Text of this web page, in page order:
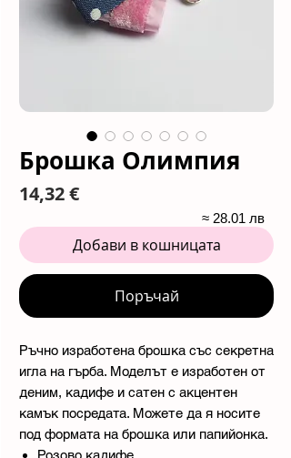
Брошка Олимпия
14,32 €Цена
Добави в кошницата
Поръчай
Ръчно изработена брошка със секретна
игла на гърба. Моделът е изработен от
деним, кадифе и сатен с акцентен
камък посредата. Можете да я носите
под формата на брошка или папийонка.
≈ 28.01 лв